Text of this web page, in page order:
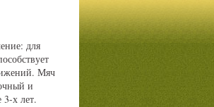
для
Мяч
и
3-х лет.